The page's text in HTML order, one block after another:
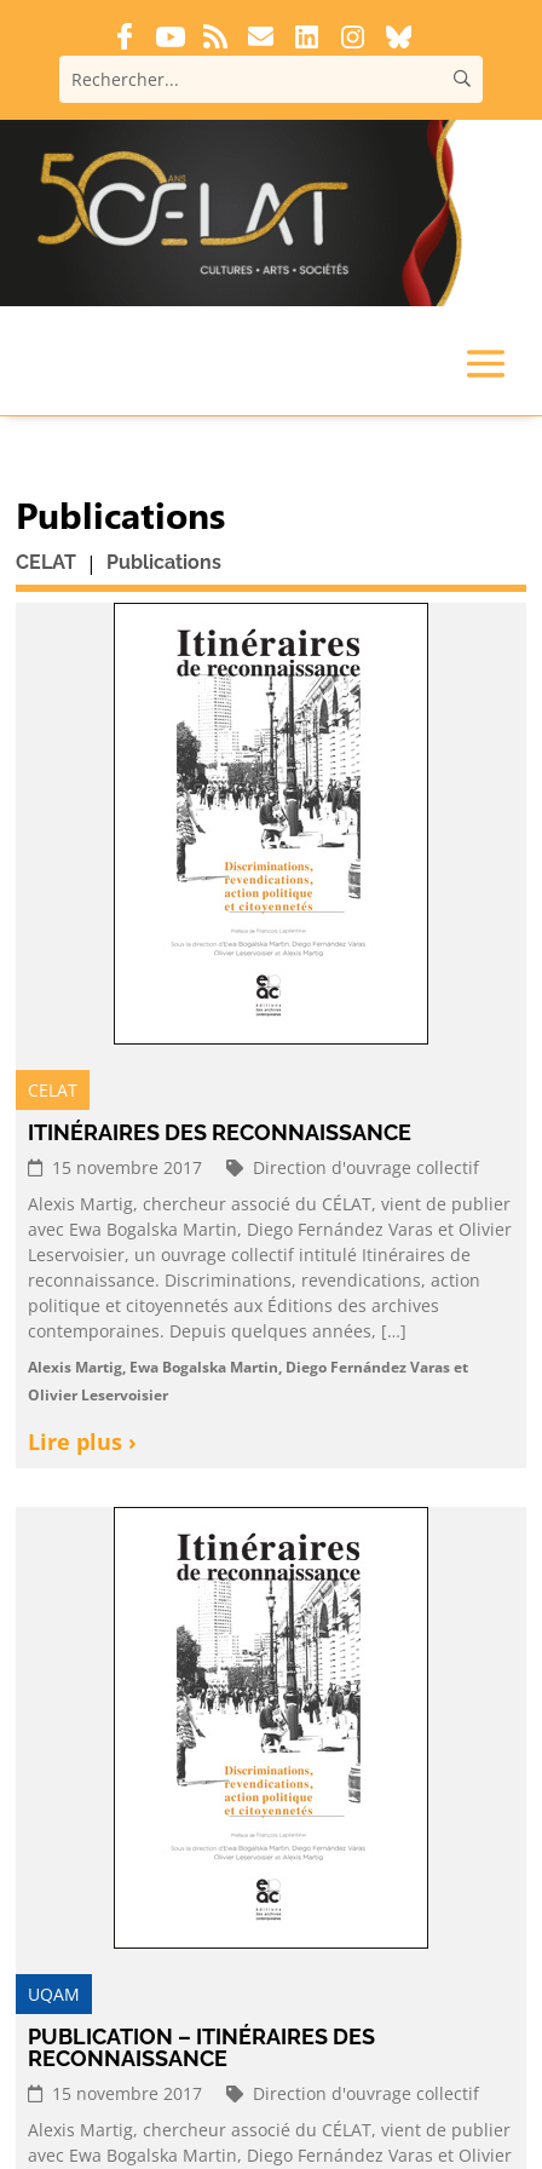
Publications
CELAT | Publications
CELAT
ITINÉRAIRES DES RECONNAISSANCE
15 novembre 2017
Direction d'ouvrage collectif
Alexis Martig, chercheur associé du CÉLAT, vient de publier
avec Ewa Bogalska Martin, Diego Fernández Varas et Olivier
Leservoisier, un ouvrage collectif intitulé Itinéraires de
reconnaissance. Discriminations, revendications, action
politique et citoyennetés aux Éditions des archives
contemporaines. Depuis quelques années, […]
Alexis Martig, Ewa Bogalska Martin, Diego Fernández Varas et
Olivier Leservoisier
Lire plus ›
UQAM
PUBLICATION – ITINÉRAIRES DES
RECONNAISSANCE
15 novembre 2017
Direction d'ouvrage collectif
Alexis Martig, chercheur associé du CÉLAT, vient de publier
avec Ewa Bogalska Martin, Diego Fernández Varas et Olivier